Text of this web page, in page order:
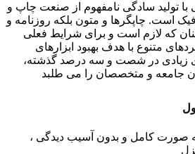
تولید سادگی نامفهوم از صنعت چاپ و
است. چاپگرها و متون بلکه روزنامه و
که لازم است و برای شرایط فعلی
متنوع با هدف بهبود ابزارهای
زیادی در شصت و سه درصد گذشته،
جامعه و متخصصان را می طلبد
صورت کامل و بدون آسیب دیدگی ،